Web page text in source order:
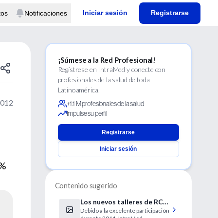
Notificaciones Iniciar sesión Registrarse
¡Súmese a la Red Profesional!
Regístrese en IntraMed y conecte con
profesionales de la salud de toda
Latinoamérica.
+1.1 M profesionales de la salud
Impulse su perfil
Registrarse
Iniciar sesión
Contenido sugerido
Los nuevos talleres de RCP
2012
Debido a la excelente participación